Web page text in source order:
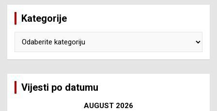
Kategorije
Vijesti po datumu
AUGUST 2026